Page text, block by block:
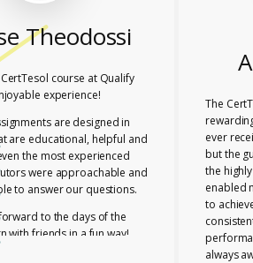
Theodossi
course at Qualify
experience!
are designed in
are educational, helpful and
the most experienced
were approachable and
to answer our questions.
to the days of the
with friends in a fun way!
The
ever
but the
the
enabled
to
always